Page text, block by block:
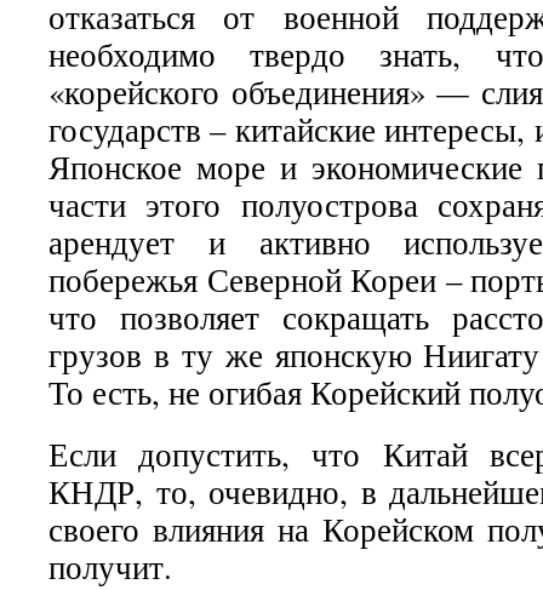
отказаться от военной
необходимо твердо знать,
«корейского объединения» —
государств – китайские
Японское море и экономические
части этого полуострова
арендует и активно
побережья Северной Кореи –
что позволяет сокращать
грузов в ту же японскую
То есть, не огибая Корейский
Если допустить, что Китай
КНДР, то, очевидно, в
своего влияния на Корейском
получит.